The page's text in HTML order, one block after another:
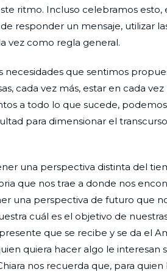
ritmo. Incluso celebramos esto,
responder un mensaje, utilizar
vez como regla general.
que sentimos
cada vez más, estar en cada vez
a todo lo que sucede,
para dimensionar el
una perspectiva distinta del
que nos trae a donde nos
una perspectiva de futuro que
cuál es el objetivo de
que se recibe y se da el
quiera hacer algo le interesan
nos recuerda que, para quien